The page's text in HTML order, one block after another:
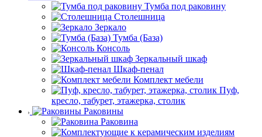
Тумба под раковину
Столешница
Зеркало
Тумба (База)
Консоль
Зеркальный шкаф
Шкаф-пенал
Комплект мебели
Пуф,
кресло, табурет, этажерка, столик
Раковины
Раковина